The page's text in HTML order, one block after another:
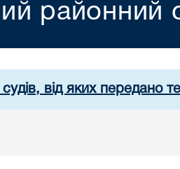
районний
судів, від яких передано